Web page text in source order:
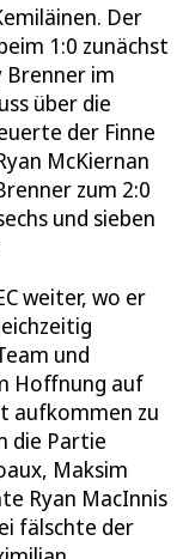
Der
1:0 zunächst
Brenner im
über die
der Finne
McKiernan
zum 2:0
und sieben
weiter, wo er
und
Hoffnung auf
aufkommen zu
die Partie
Maksim
Ryan MacInnis
fälschte der